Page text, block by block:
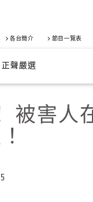
各台簡介 節目一覽表
正聲嚴選
被害人